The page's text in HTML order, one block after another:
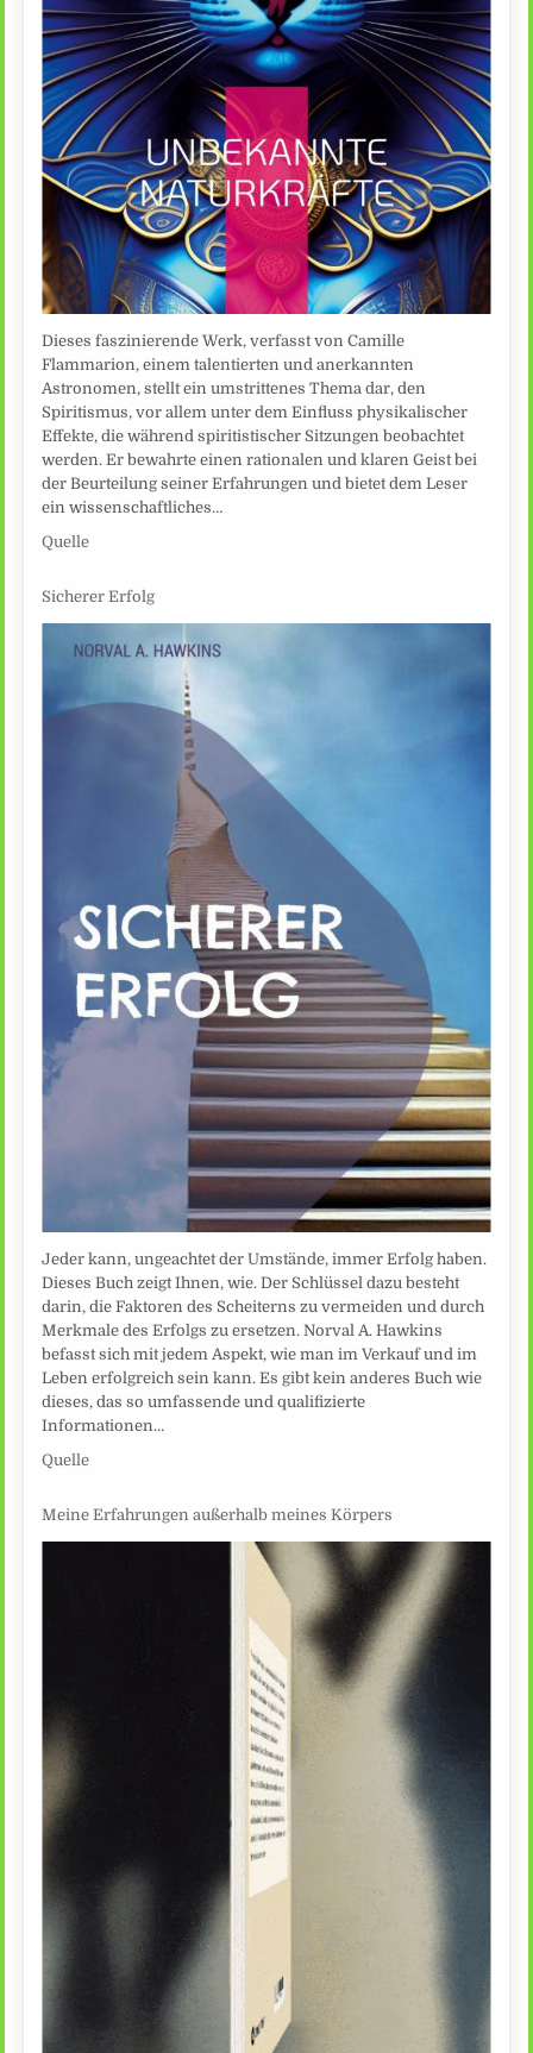
Dieses faszinierende Werk, verfasst von Camille
Flammarion, einem talentierten und anerkannten
Astronomen, stellt ein umstrittenes Thema dar, den
Spiritismus, vor allem unter dem Einfluss physikalischer
Effekte, die während spiritistischer Sitzungen beobachtet
werden. Er bewahrte einen rationalen und klaren Geist bei
der Beurteilung seiner Erfahrungen und bietet dem Leser
ein wissenschaftliches…
Quelle
Sicherer Erfolg
Jeder kann, ungeachtet der Umstände, immer Erfolg haben.
Dieses Buch zeigt Ihnen, wie. Der Schlüssel dazu besteht
darin, die Faktoren des Scheiterns zu vermeiden und durch
Merkmale des Erfolgs zu ersetzen. Norval A. Hawkins
befasst sich mit jedem Aspekt, wie man im Verkauf und im
Leben erfolgreich sein kann. Es gibt kein anderes Buch wie
dieses, das so umfassende und qualifizierte
Informationen…
Quelle
Meine Erfahrungen außerhalb meines Körpers